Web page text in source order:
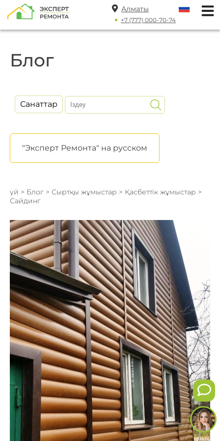
Алматы
+7 (777) 000-70-74
Блог
Санаттар
"Эксперт Ремонта" на русском
үй > Блог > Сыртқы жұмыстар > Қасбеттік жұмыстар >
Сайдинг